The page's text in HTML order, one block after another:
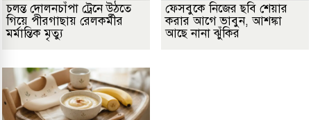
চলন্ত দোলনচাঁপা ট্রেনে উঠতে
গিয়ে পীরগাছায় রেলকর্মীর
মর্মান্তিক মৃত্যু
ফেসবুকে নিজের ছবি শেয়ার
করার আগে ভাবুন, আশঙ্কা
আছে নানা ঝুঁকির